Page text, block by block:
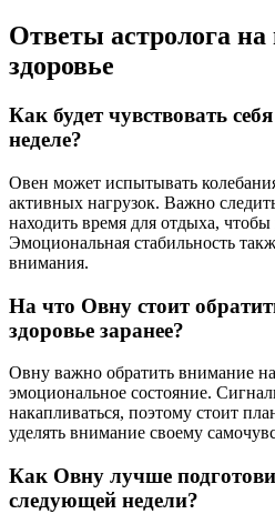
Ответы астролога
здоровье
Как будет чувствовать
неделе?
Овен может испытывать
активных нагрузок. Важно
находить время для отдыха,
Эмоциональная стабильность
внимания.
На что Овну стоит
здоровье заранее?
Овну важно обратить внимание
эмоциональное состояние.
накапливаться, поэтому стоит
уделять внимание своему
Как Овну лучше
следующей недели?